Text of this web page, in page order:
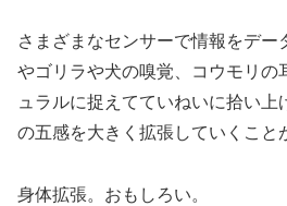
さまざまなセンサーで情報をデー
やゴリラや犬の嗅覚、コウモリの
ュラルに捉えてていねいに拾い上
の五感を大きく拡張していくこと
身体拡張。おもしろい。